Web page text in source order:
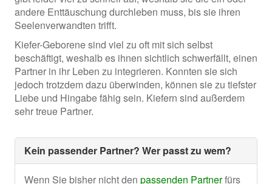
andere Enttäuschung durchleben muss, bis sie ihren
Seelenverwandten trifft.
Kiefer-Geborene sind viel zu oft mit sich selbst
beschäftigt, weshalb es ihnen sichtlich schwerfällt, einen
Partner in ihr Leben zu integrieren. Konnten sie sich
jedoch trotzdem dazu überwinden, können sie zu tiefster
Liebe und Hingabe fähig sein. Kiefern sind außerdem
sehr treue Partner.
Kein passender Partner? Wer passt zu wem?
Wenn Sie bisher nicht den passenden Partnerfürs